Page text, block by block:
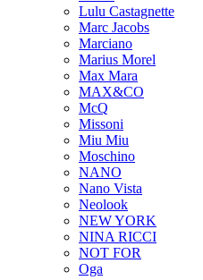
Lulu Castagnette
Marc Jacobs
Marciano
Marius Morel
Max Mara
MAX&CO
McQ
Missoni
Miu Miu
Moschino
NANO
Nano Vista
Neolook
NEW YORK
NINA RICCI
NOT FOR
Oga